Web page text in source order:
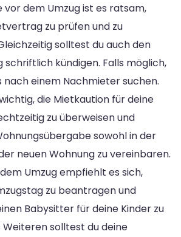
vor dem Umzug ist es ratsam,
zu prüfen und zu
solltest du auch den
kündigen. Falls möglich,
einem Nachmieter suchen.
die Mietkaution für deine
zu überweisen und
sowohl in der
neuen Wohnung zu vereinbaren.
Umzug empfiehlt es sich,
zu beantragen und
Babysitter für deine Kinder zu
Weiteren solltest du deine